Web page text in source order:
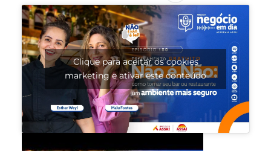
Clique para aceitar os cookies
marketing e ativar este conteúdo